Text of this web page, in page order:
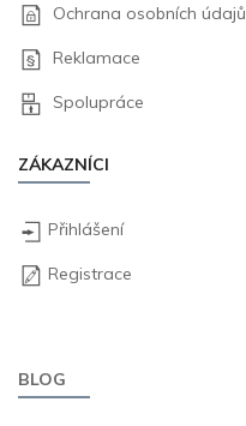
Ochrana osobních údajů
Reklamace
Spolupráce
ZÁKAZNÍCI
Přihlášení
Registrace
BLOG